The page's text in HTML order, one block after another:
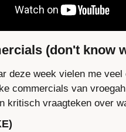
(don't know
deze week vielen me
commercials van
kritisch vraagteken over